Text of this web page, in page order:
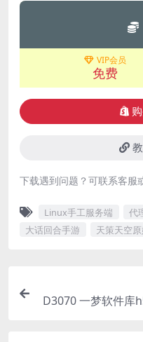
VIP会员
免费
下载遇到问题？可联系客服
Linux手工服务端 代
大话回合手游
天策天空
D3070 一梦软件库h5端软件资源下载主题系统源码